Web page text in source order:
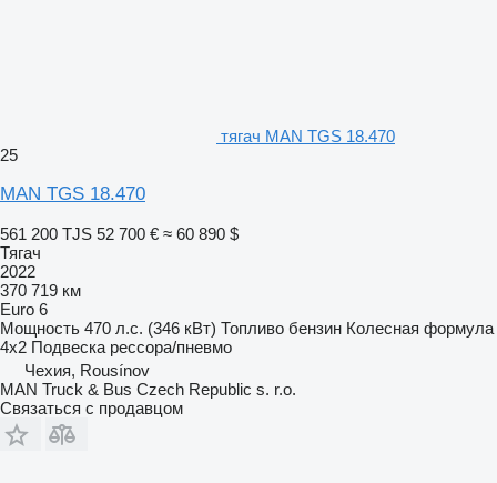
тягач MAN TGS 18.470
25
MAN TGS 18.470
561 200 TJS 52 700 € ≈ 60 890 $
Тягач
2022
370 719 км
Euro 6
Мощность 470 л.с. (346 кВт) Топливо бензин Колесная формула
4x2 Подвеска рессора/пневмо
Чехия, Rousínov
MAN Truck & Bus Czech Republic s. r.o.
Связаться с продавцом